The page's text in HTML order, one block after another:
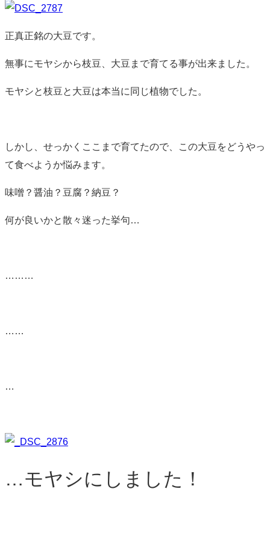
正真正銘の大豆です。
無事にモヤシから枝豆、大豆まで育てる事が出来ました。
モヤシと枝豆と大豆は本当に同じ植物でした。
しかし、せっかくここまで育てたので、この大豆をどうやっ
て食べようか悩みます。
味噌？醤油？豆腐？納豆？
何が良いかと散々迷った挙句…
………
……
…
…モヤシにしました！